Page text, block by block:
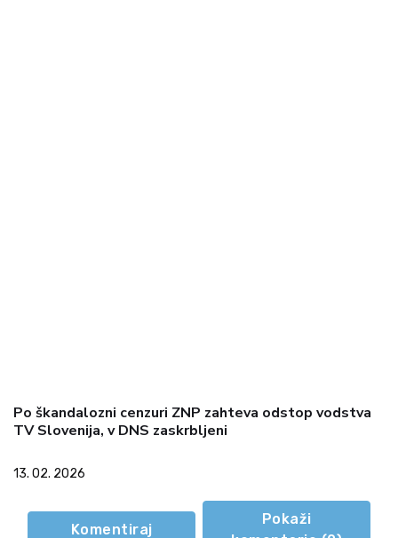
Po škandalozni cenzuri ZNP zahteva odstop vodstva
TV Slovenija, v DNS zaskrbljeni
13. 02. 2026
Komentiraj
Pokaži